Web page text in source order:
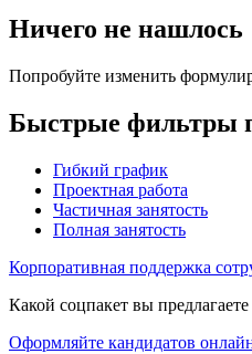
Ничего не нашлось
Попробуйте изменить
Быстрые фильтры
Гибкий график
Проектная работа
Частичная занятость
Полная занятость
Корпоративная поддержка
Какой соцпакет вы
Оформляйте кандидатов